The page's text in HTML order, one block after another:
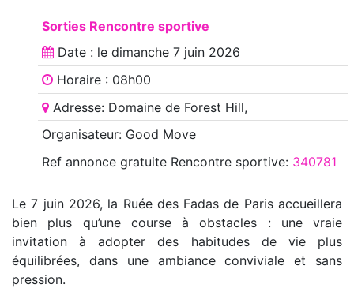
Sorties Rencontre sportive
Date : le dimanche 7 juin 2026
Horaire : 08h00
Adresse: Domaine de Forest Hill,
Organisateur: Good Move
Ref annoncegratuite Rencontre sportive: 340781
Le 7 juin 2026, la Ruée des Fadas de Paris accueillera
bien plus qu’une course à obstacles : une vraie
invitation à adopter des habitudes de vie plus
équilibrées, dans une ambiance conviviale et sans
pression.